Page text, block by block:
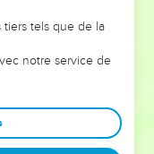
doutes, les erreurs
alors même que ce
et responsables
afin que leurs erreurs
un ministère, une
tiers tels que de la
notre service de